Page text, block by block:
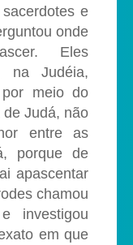
e
onde
Eles
na Judéia,
meio do
Judá, não
entre as
porque de
apascentar
chamou
investigou
em que